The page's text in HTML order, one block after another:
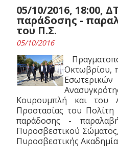
05/10/2016, 18:00,
παράδοσης -
του Π.Σ.
05/10/2016
Οκτωβρίου,
Κουρουμπλή και του
Προστασίας του
παράδοσης -
Πυροσβεστικού Σώματος,
Πυροσβεστικής